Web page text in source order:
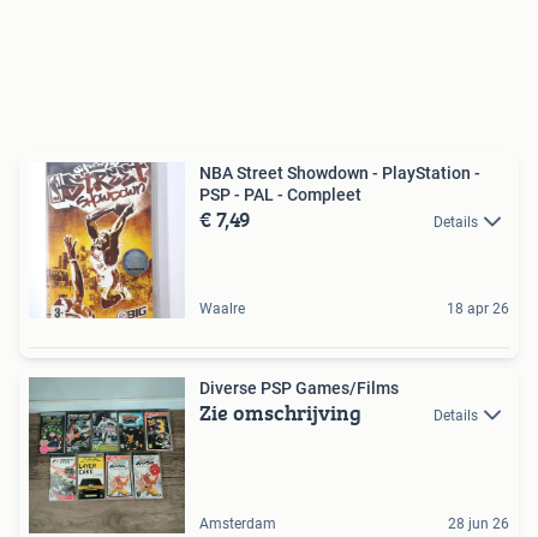
NBA Street Showdown - PlayStation -
PSP - PAL - Compleet
€ 7,49 Details
Waalre 18 apr 26
Diverse PSP Games/Films
Zie omschrijving Details
Amsterdam 28 jun 26